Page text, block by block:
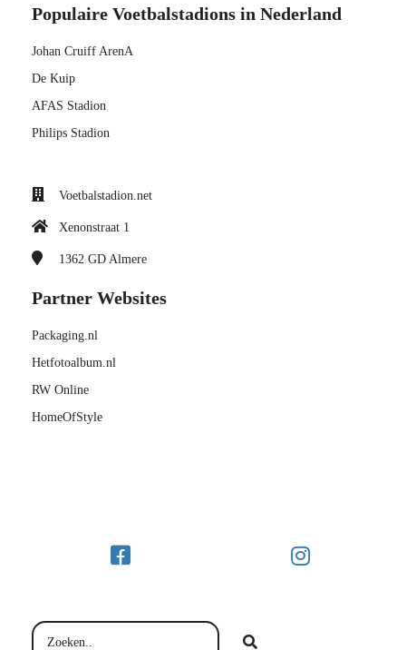
Populaire Voetbalstadions in Nederland
Johan Cruiff ArenA
De Kuip
AFAS Stadion
Philips Stadion
Voetbalstadion.net
Xenonstraat 1
1362 GD Almere
Partner Websites
Packaging.nl
Hetfotoalbum.nl
RW Online
HomeOfStyle